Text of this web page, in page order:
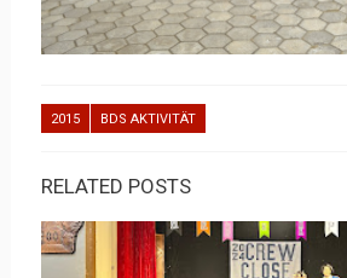
2015 BDS AKTIVITÄT
RELATED POSTS